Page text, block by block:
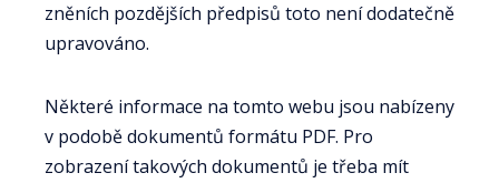
zněních pozdějších předpisů toto není dodatečně
upravováno.
Některé informace na tomto webu jsou nabízeny
v podobě dokumentů formátu PDF. Pro
zobrazení takových dokumentů je třeba mít